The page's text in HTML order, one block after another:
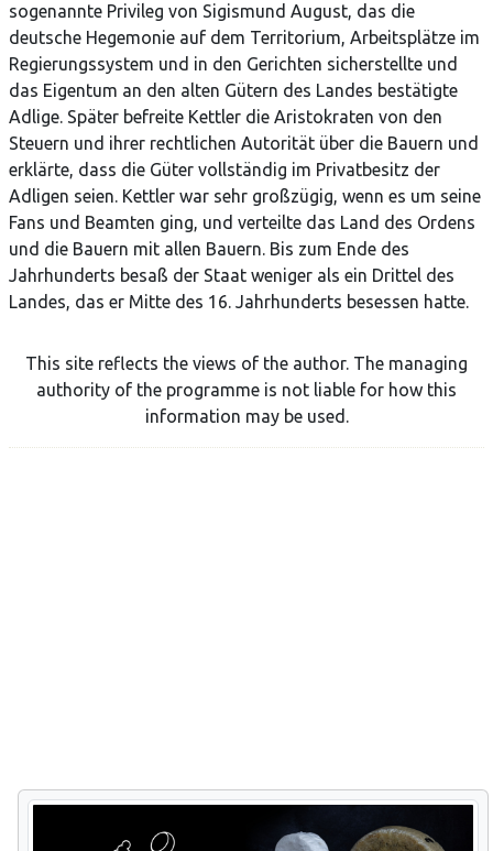
sogenannte Privileg von Sigismund August, das die
deutsche Hegemonie auf dem Territorium, Arbeitsplätze im
Regierungssystem und in den Gerichten sicherstellte und
das Eigentum an den alten Gütern des Landes bestätigte
Adlige. Später befreite Kettler die Aristokraten von den
Steuern und ihrer rechtlichen Autorität über die Bauern und
erklärte, dass die Güter vollständig im Privatbesitz der
Adligen seien. Kettler war sehr großzügig, wenn es um seine
Fans und Beamten ging, und verteilte das Land des Ordens
und die Bauern mit allen Bauern. Bis zum Ende des
Jahrhunderts besaß der Staat weniger als ein Drittel des
Landes, das er Mitte des 16. Jahrhunderts besessen hatte.
This site reflects the views of the author. The managing
authority of the programme is not liable for how this
information may be used.